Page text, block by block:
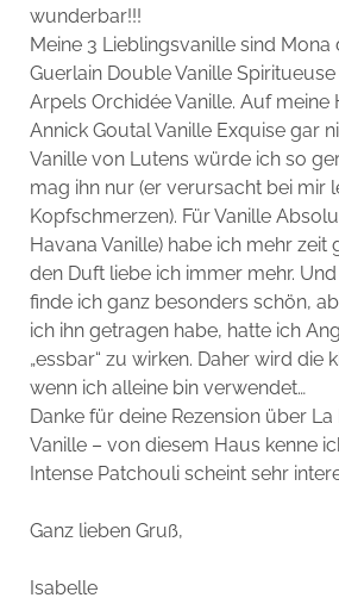
wunderbar!!!
Meine 3 Lieblingsvanille sind Mona
Guerlain Double Vanille
Arpels Orchidée Vanille. Auf meine
Annick Goutal Vanille Exquise gar
Vanille von Lutens würde ich so
mag ihn nur (er verursacht bei mir
Kopfschmerzen). Für Vanille
Havana Vanille) habe ich mehr zeit
den Duft liebe ich immer mehr.
finde ich ganz besonders schön,
ich ihn getragen habe, hatte ich
„essbar“ zu wirken. Daher wird die
wenn ich alleine bin verwendet…
Danke für deine Rezension über
Vanille – von diesem Haus kenne
Intense Patchouli scheint sehr
Ganz lieben Gruß,
Isabelle